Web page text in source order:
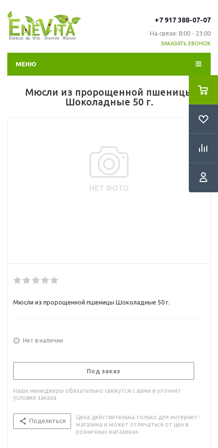
+7 917 388-07-07
На связи: 8:00 - 23:00
ЗАКАЗАТЬ ЗВОНОК
МЕНЮ
Мюсли из пророщенной пшеницы
Шоколадные 50 г.
Мюсли из пророщенной пшеницы Шоколадные 50 г.
Нет в наличии
Под заказ
Наши менеджеры обязательно свяжутся с вами и уточнят
условия заказа
Поделиться
Цена действительна только для интернет-
магазина и может отличаться от цен в
розничных магазинах